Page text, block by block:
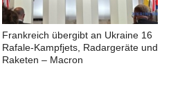
Frankreich übergibt an Ukraine 16
Rafale-Kampfjets, Radargeräte und
Raketen – Macron